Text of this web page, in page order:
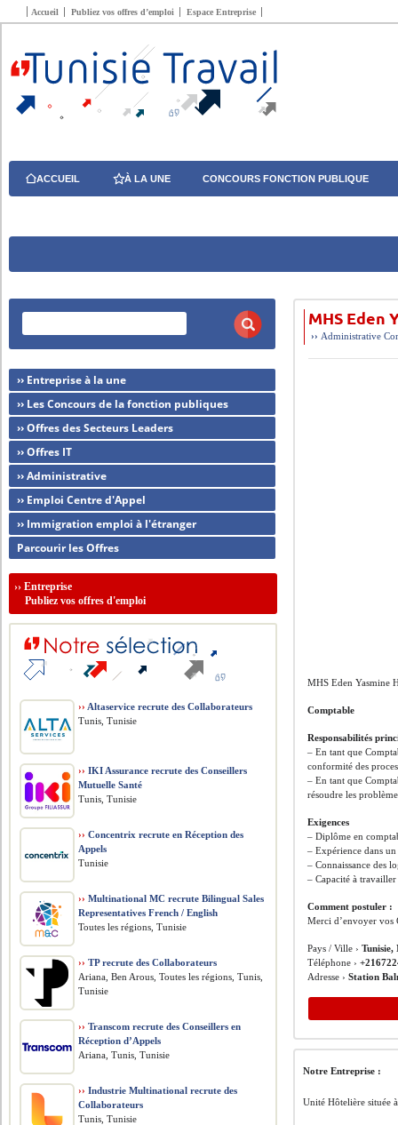
Accueil Publiez vos offres d’emploi Espace Entreprise
ACCUEIL À LA UNE CONCOURS FONCTION PUBLIQUE
MHS Eden
›› Administrative
MHS Eden Yasmine
Comptable
Responsabilités
– En tant que
conformité des
– En tant que
résoudre les
Exigences
– Diplôme en
– Expérience dans
– Connaissance des
– Capacité à
Comment postuler :
Merci d’envoyer
Pays / Ville ›Tunisie,
Téléphone ›
Adresse ›Station
Notre Entreprise :
Unité Hôtelière située
›› Entreprise à la une
›› Les Concours de la fonction publiques
›› Offres des Secteurs Leaders
›› Offres IT
›› Administrative
›› Emploi Centre d'Appel
›› Immigration emploi à l'étranger
Parcourir les Offres
››Entreprise
Publiez vos offres d'emploi
›› Altaservice recrute des Collaborateurs
Tunis, Tunisie
›› IKI Assurance recrute des Conseillers
Mutuelle Santé
Tunis, Tunisie
›› Concentrix recrute en Réception des
Appels
Tunisie
›› Multinational MC recrute Bilingual Sales
Representatives French / English
Toutes les régions, Tunisie
›› TP recrute des Collaborateurs
Ariana, Ben Arous, Toutes les régions, Tunis,
Tunisie
›› Transcom recrute des Conseillers en
Réception d’Appels
Ariana, Tunis, Tunisie
›› Industrie Multinational recrute des
Collaborateurs
Tunis, Tunisie